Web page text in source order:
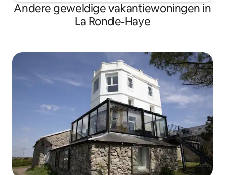
Andere geweldige vakantiewoningen in
La Ronde-Haye